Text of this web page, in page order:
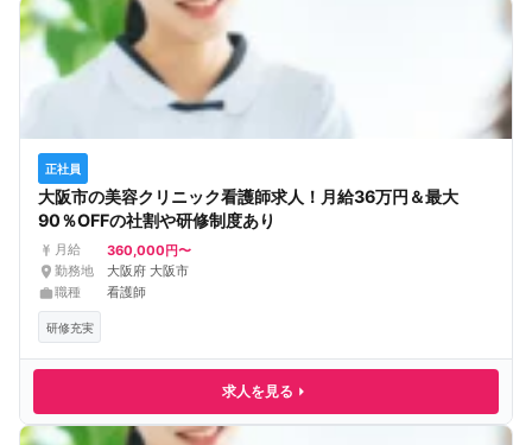
正社員
大阪市の美容クリニック看護師求人！月給36万円＆最大
90％OFFの社割や研修制度あり
月給 360,000円〜
勤務地
大阪府 大阪市
職種
看護師
研修充実
求人を見る